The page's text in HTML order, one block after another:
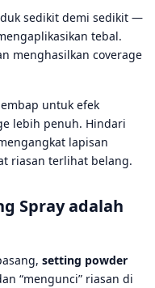
sedikit demi sedikit —
tebal.
menghasilkan coverage
untuk efek
lebih penuh. Hindari
lapisan
riasan terlihat belang.
Spray adalah
setting powder
“mengunci” riasan di